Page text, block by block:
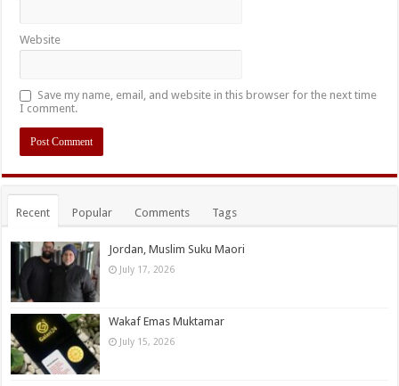
Website
Save my name, email, and website in this browser for the next time
I comment.
Recent Popular Comments Tags
Jordan, Muslim Suku Maori
July 17, 2026
Wakaf Emas Muktamar
July 15, 2026